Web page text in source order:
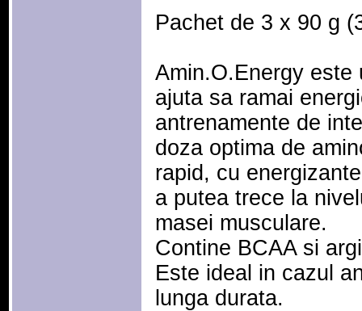
Pachet de 3 x 90 g
Amin.O.Energy este
ajuta sa ramai
antrenamente de
doza optima de
rapid, cu
a putea trece la
masei musculare.
Contine BCAA si
Este ideal in cazul
lunga durata.